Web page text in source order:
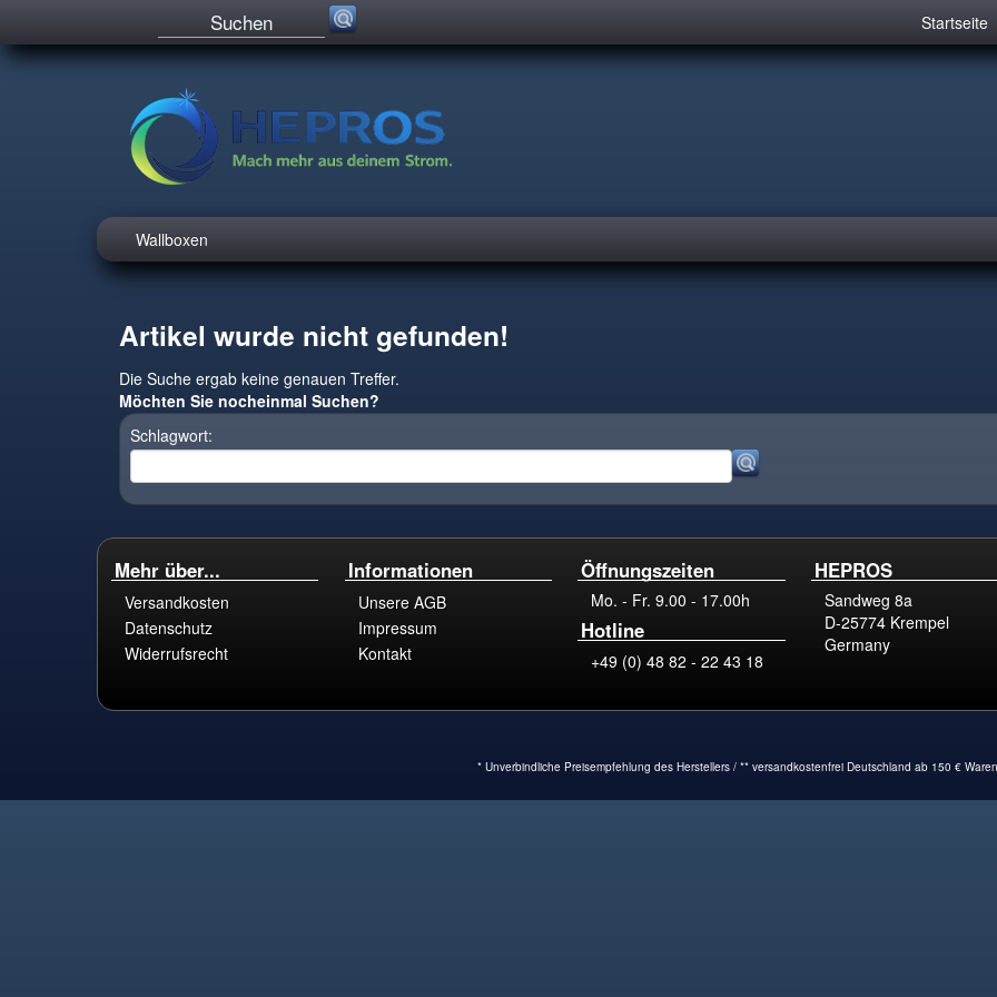
Startseite
Wallboxen
Artikel wurde nicht gefunden!
Die Suche ergab keine genauen Treffer.
Möchten Sie nocheinmal Suchen?
Schlagwort:
Mehr über...
Versandkosten
Datenschutz
Widerrufsrecht
Informationen
Unsere AGB
Impressum
Kontakt
Öffnungszeiten
Mo. - Fr. 9.00 - 17.00h
Hotline
+49 (0) 48 82 - 22 43 18
HEPROS
Sandweg 8a
D-25774 Krempel
Germany
* Unverbindliche Preisempfehlung des Herstellers / ** versandkostenfrei Deutschland ab 150 €